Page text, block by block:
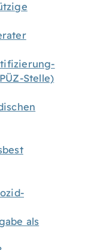
Stelle)
als